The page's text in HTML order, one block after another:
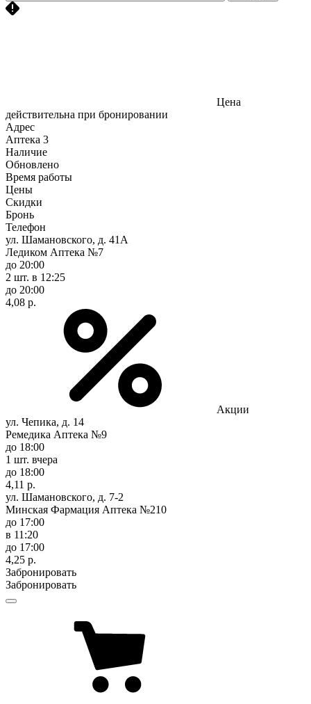
Цена
действительна при бронировании
Адрес
Аптека 3
Наличие
Обновлено
Время работы
Цены
Скидки
Бронь
Телефон
ул. Шамановского, д. 41А
Ледиком Аптека №7
до 20:00
2 шт. в 12:25
до 20:00
4,08 р.
Акции
ул. Чепика, д. 14
Ремедика Аптека №9
до 18:00
1 шт. вчера
до 18:00
4,11 р.
ул. Шамановского, д. 7-2
Минская Фармация Аптека №210
до 17:00
в 11:20
до 17:00
4,25 р.
Забронировать
Забронировать